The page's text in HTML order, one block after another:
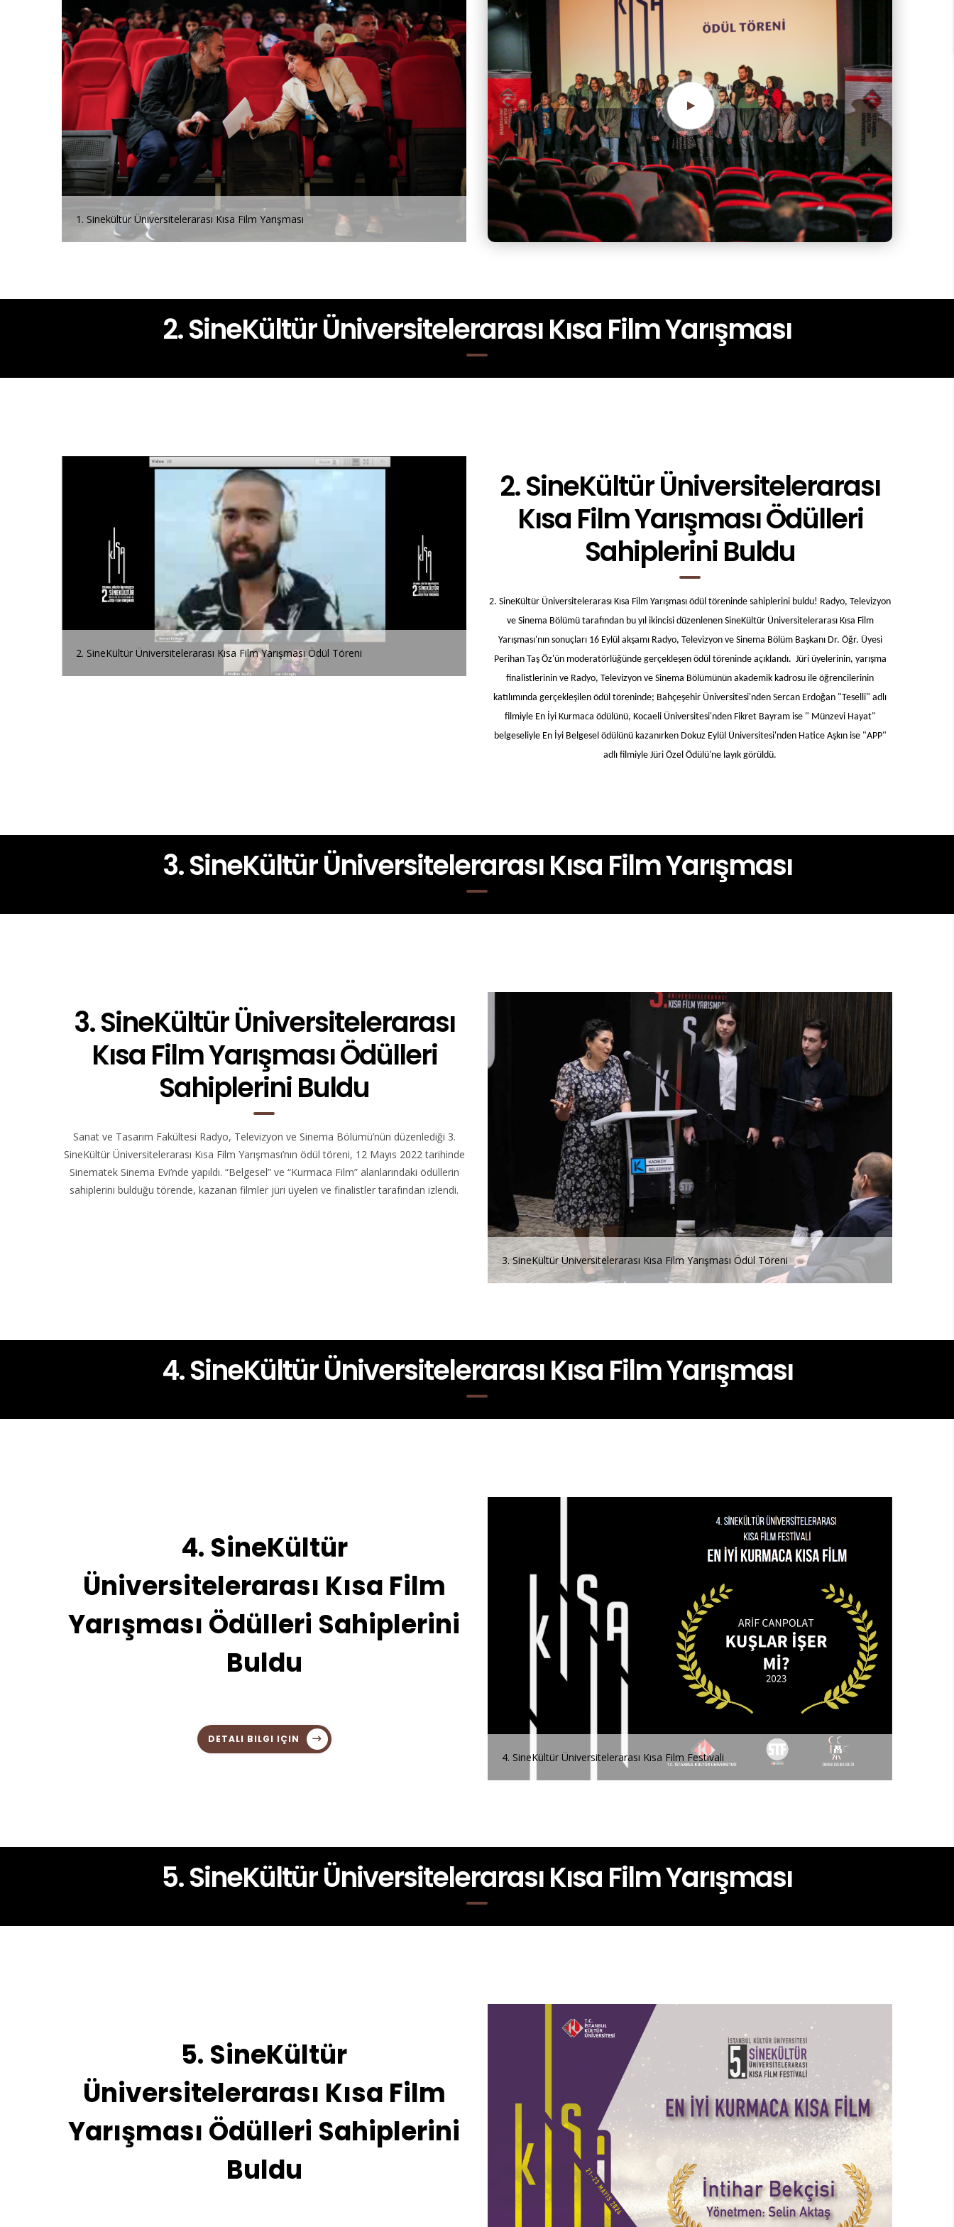
1. Sinekültür Üniversitelerarası Kısa Film Yarışması 1. Sinekültür Üniversitelerarası Kısa Film Yarışması
2. SineKültür Üniversitelerarası Kısa Film Yarışması
Film Yarışması Ödül Töreni 2. SineKültür Üniversitelerarası Kısa Film Yarışması Ödül Töreni 2. SineKültür Üniversitelerarası Kısa Film Yarışması Ödül Töreni
2. SineKültür Üniversitelerarası
Kısa Film Yarışması Ödülleri
Sahiplerini Buldu
2. SineKültür Üniversitelerarası Kısa Film Yarışması ödül töreninde sahiplerini buldu! Radyo, Televizyon
ve Sinema Bölümü tarafından bu yıl ikincisi düzenlenen SineKültür Üniversitelerarası Kısa Film
Yarışması'nın sonuçları 16 Eylül akşamı Radyo, Televizyon ve Sinema Bölüm Başkanı Dr. Öğr. Üyesi
Perihan Taş Öz'ün moderatörlüğünde gerçekleşen ödül töreninde açıklandı. Jüri üyelerinin, yarışma
finalistlerinin ve Radyo, Televizyon ve Sinema Bölümünün akademik kadrosu ile öğrencilerinin
katılımında gerçekleşilen ödül töreninde; Bahçeşehir Üniversitesi'nden Sercan Erdoğan "Teselli" adlı
filmiyle En İyi Kurmaca ödülünü, Kocaeli Üniversitesi'nden Fikret Bayram ise " Münzevi Hayat"
belgeseliyle En İyi Belgesel ödülünü kazanırken Dokuz Eylül Üniversitesi'nden Hatice Aşkın ise "APP"
adlı filmiyle Jüri Özel Ödülü'ne layık görüldü.
3. SineKültür Üniversitelerarası Kısa Film Yarışması
3. SineKültür Üniversitelerarası
Kısa Film Yarışması Ödülleri
Sahiplerini Buldu
Sanat ve Tasarım Fakültesi Radyo, Televizyon ve Sinema Bölümü’nün düzenlediği 3.
SineKültür Üniversitelerarası Kısa Film Yarışması’nın ödül töreni, 12 Mayıs 2022 tarihinde
Sinematek Sinema Evi’nde yapıldı. “Belgesel” ve “Kurmaca Film” alanlarındaki ödüllerin
sahiplerini bulduğu törende, kazanan filmler jüri üyeleri ve finalistler tarafından izlendi.
3. SineKültür Üniversitelerarası Kısa Film Yarışması Ödül Töreni 3. SineKültür Üniversitelerarası Kısa Film Yarışması Ödül
4. SineKültür Üniversitelerarası Kısa Film Yarışması
4. SineKültür
Üniversitelerarası Kısa Film
Yarışması Ödülleri Sahiplerini
Buldu
DETALI BILGI IÇIN
4. SineKültür Üniversitelerarası Kısa Film Festivali 4. SineKültür Üniversitelerarası Kısa Film Festivali
5. SineKültür Üniversitelerarası Kısa Film Yarışması
5. SineKültür
Üniversitelerarası Kısa Film
Yarışması Ödülleri Sahiplerini
Buldu